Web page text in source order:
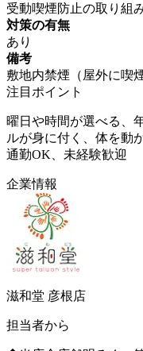
受動喫煙防止の取り組
対策の有無
あり
備考
敷地内禁煙（屋外に喫
注目ポイント
曜日や時間が選べる、
ルが身に付く、体を動
通勤OK、未経験歓迎
企業情報
滋和堂 彦根店
担当者から